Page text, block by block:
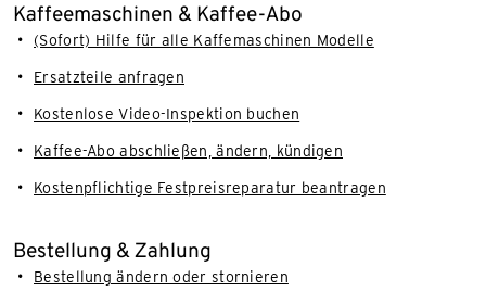
Kaffeemaschinen & Kaffee-Abo
(Sofort) Hilfe für alle Kaffemaschinen Modelle
Ersatzteile anfragen
Kostenlose Video-Inspektion buchen
Kaffee-Abo abschließen, ändern, kündigen
Kostenpflichtige Festpreisreparatur beantragen
Bestellung & Zahlung
Bestellung ändern oder stornieren